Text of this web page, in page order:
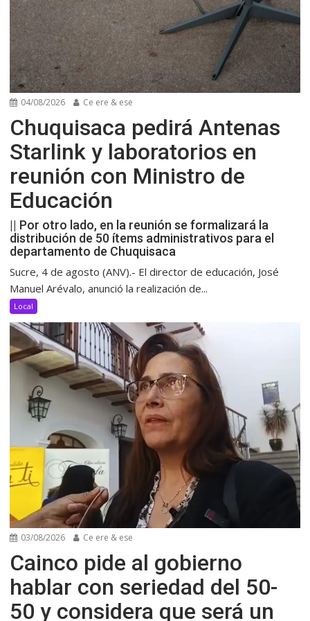
04/08/2026 Ce ere & ese
Chuquisaca pedirá Antenas
Starlink y laboratorios en
reunión con Ministro de
Educación
|| Por otro lado, en la reunión se formalizará la
distribución de 50 ítems administrativos para el
departamento de Chuquisaca
Sucre, 4 de agosto (ANV).- El director de educación, José
Manuel Arévalo, anunció la realización de...
Local
03/08/2026 Ce ere & ese
Cainco pide al gobierno
hablar con seriedad del 50-
50 y considera que será un